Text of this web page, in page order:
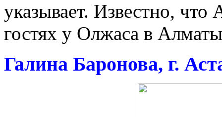
указывает. Известно, что
гостях у Олжаса в
Галина Баронова, г.